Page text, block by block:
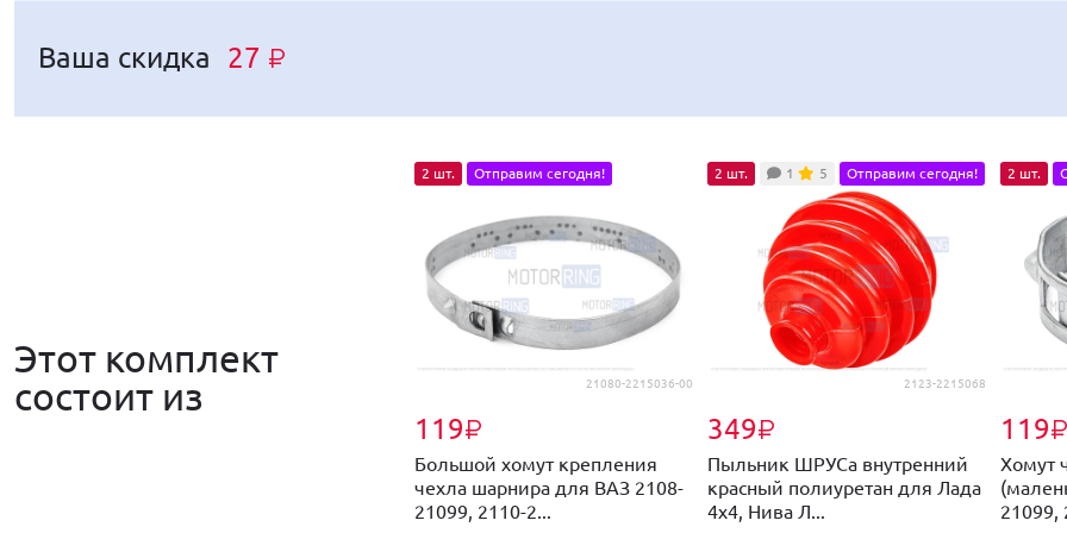
Ваша скидка 27 ₽
Ваша скидка 33 ₽
Ваша скидка 27 ₽
Ваша скидка 13 ₽
Ваша скидка 29 ₽
Этот комплект
состоит из
21080-2215036-00
119₽
2 шт. Отправим сегодня!
Большой хомут крепления
чехла шарнира для ВАЗ 2108-
21099, 2110-2...
2123-2215068
349₽
2 шт. 1 5 Отправим сегодня!
Пыльник ШРУСа внутренний
красный полиуретан для Лада
4х4, Нива Л...
119₽
2 шт.
Хомут
21099,